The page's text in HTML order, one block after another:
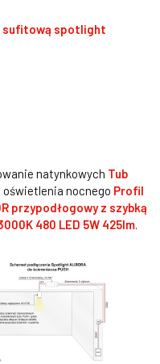
sufitową spotlight
natynkowych Tub
oświetlenia nocnego Profil
przypodłogowy z szybką
480 LED 5W 425lm.